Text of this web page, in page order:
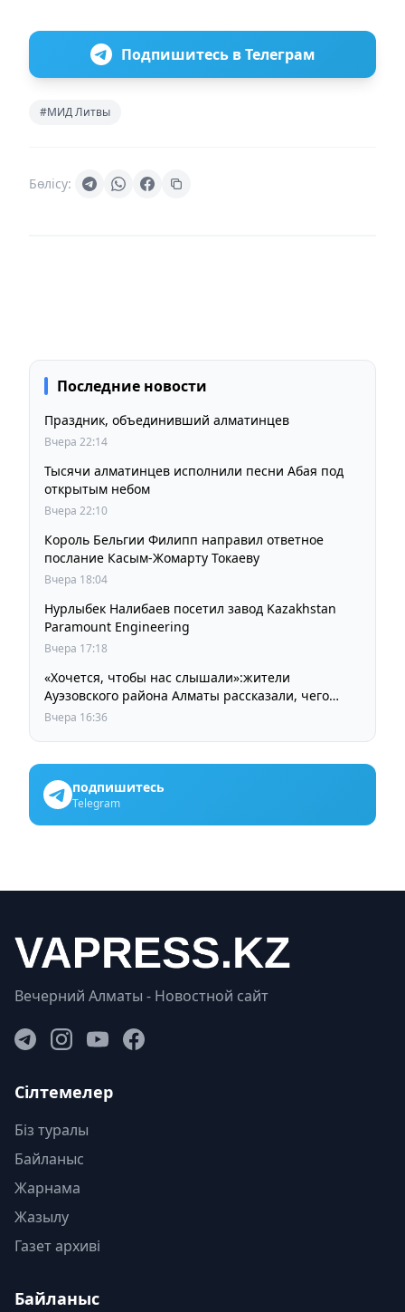
Подпишитесь в Телеграм
#МИД Литвы
Бөлісу:
Последние новости
Праздник, объединивший алматинцев
Вчера 22:14
Тысячи алматинцев исполнили песни Абая под
открытым небом
Вчера 22:10
Король Бельгии Филипп направил ответное
послание Касым-Жомарту Токаеву
Вчера 18:04
Нурлыбек Налибаев посетил завод Kazakhstan
Paramount Engineering
Вчера 17:18
«Хочется, чтобы нас слышали»:жители
Ауэзовского района Алматы рассказали, чего
ждут от выборов депутатов Курултая
Вчера 16:36
подпишитесь
Telegram
Вечерний Алматы - Новостной сайт
Сілтемелер
Біз туралы
Байланыс
Жарнама
Жазылу
Газет архиві
Байланыс